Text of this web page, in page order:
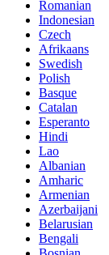
Romanian
Indonesian
Czech
Afrikaans
Swedish
Polish
Basque
Catalan
Esperanto
Hindi
Lao
Albanian
Amharic
Armenian
Azerbaijani
Belarusian
Bengali